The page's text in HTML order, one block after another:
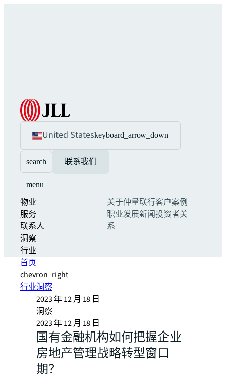
United Stateskeyboard_arrow_down
search 联系我们
menu
物业
服务
联系人
洞察
行业
关于仲量联行客户案例
职业发展新闻投资者关
系
首页
chevron_right
行业洞察
2023 年 12 月 18 日
洞察
2023 年 12 月 18 日
国有金融机构如何把握企业
房地产管理战略转型窗口
期？